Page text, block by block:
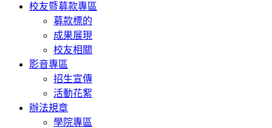
校友暨募款專區
募款標的
成果展現
校友相關
影音專區
招生宣傳
活動花絮
辦法規章
學院專區